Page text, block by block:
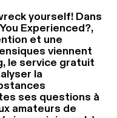
yourself! Dans
Experienced?,
et une
viennent
le service gratuit
la
ses questions à
amateurs de